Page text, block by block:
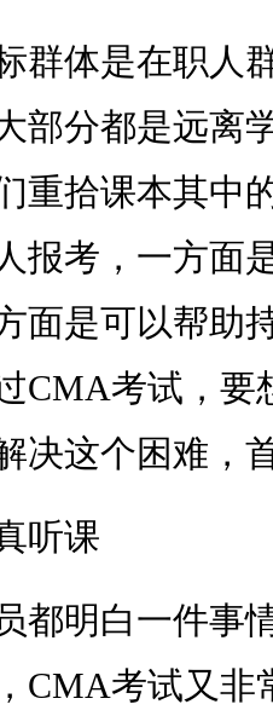
体是在职人
部分都是远离
重拾课本其中
报考，一方面
面是可以帮助
CMA考试，
决这个困难，
听课
明白一件事
CMA考试又